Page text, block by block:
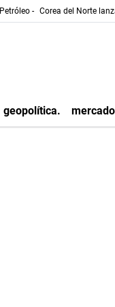
Petróleo - Corea del Norte
geopolítica.